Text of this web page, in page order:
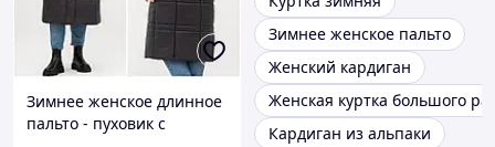
Зимнее женское длинное
пальто - пуховик с
Зимнее женское пальто
Женский кардиган
Женская куртка большого
Кардиган из альпаки